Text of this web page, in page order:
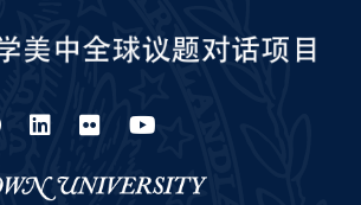
Facebook
LinkedIn
Flickr